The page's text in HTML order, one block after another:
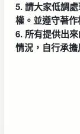
5. 請大家低調
權。並遵守著
6. 所有提供出
情況，自行承擔